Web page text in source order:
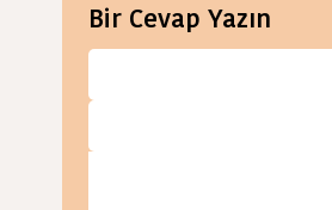
Bir Cevap Yazın